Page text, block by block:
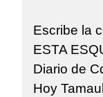
Escribe la
ESTA
Diario de
Hoy